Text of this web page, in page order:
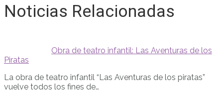
Noticias Relacionadas
Obra de teatro infantil: Las Aventuras de los
Piratas
La obra de teatro infantil “Las Aventuras de los piratas”
vuelve todos los fines de…